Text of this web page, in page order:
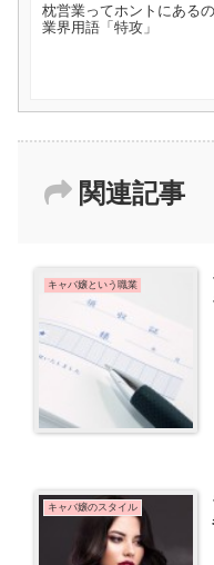
枕営業ってホントにある
業界用語「特攻」
関連記事
キャバ嬢という職業
キャバ嬢のスタイル